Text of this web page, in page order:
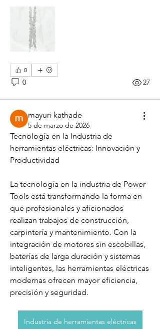
0
0 27
mayuri kathade
5 de marzo de 2026
Tecnología en la Industria de
herramientas eléctricas: Innovación y
Productividad
La tecnología en la industria de Power
Tools está transformando la forma en
que profesionales y aficionados
realizan trabajos de construcción,
carpintería y mantenimiento. Con la
integración de motores sin escobillas,
baterías de larga duración y sistemas
inteligentes, las herramientas eléctricas
modernas ofrecen mayor eficiencia,
precisión y seguridad.
Industria de herramientas eléctricas
Acerca de
¡Te damos la bienvenida al grupo!
Puedes conectarte con otro
Leer más